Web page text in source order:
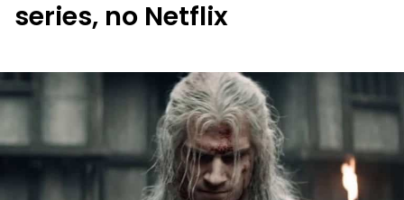
series, no Netflix